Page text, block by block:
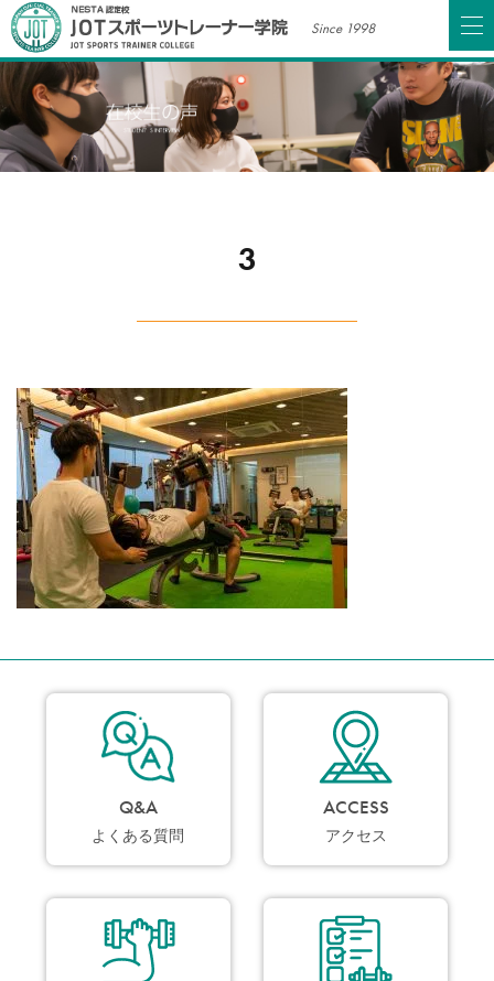
Since 1998
3
Q&A
よくある質問
ACCESS
アクセス